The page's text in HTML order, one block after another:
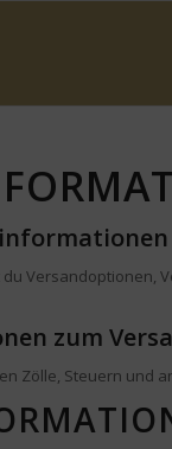
Versandoptionen,
zum
Zölle, Steuern und